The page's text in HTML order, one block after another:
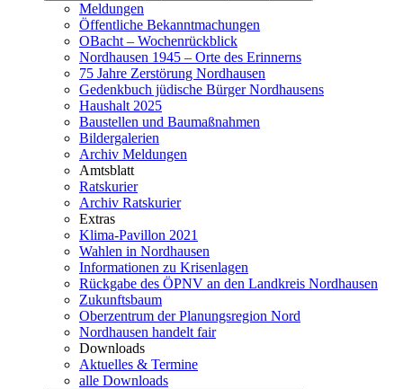
Meldungen
Öffentliche Bekanntmachungen
OBacht – Wochenrückblick
Nordhausen 1945 – Orte des Erinnerns
75 Jahre Zerstörung Nordhausen
Gedenkbuch jüdische Bürger Nordhausens
Haushalt 2025
Baustellen und Baumaßnahmen
Bildergalerien
Archiv Meldungen
Amtsblatt
Ratskurier
Archiv Ratskurier
Extras
Klima-Pavillon 2021
Wahlen in Nordhausen
Informationen zu Krisenlagen
Rückgabe des ÖPNV an den Landkreis Nordhausen
Zukunftsbaum
Oberzentrum der Planungsregion Nord
Nordhausen handelt fair
Downloads
Aktuelles & Termine
alle Downloads